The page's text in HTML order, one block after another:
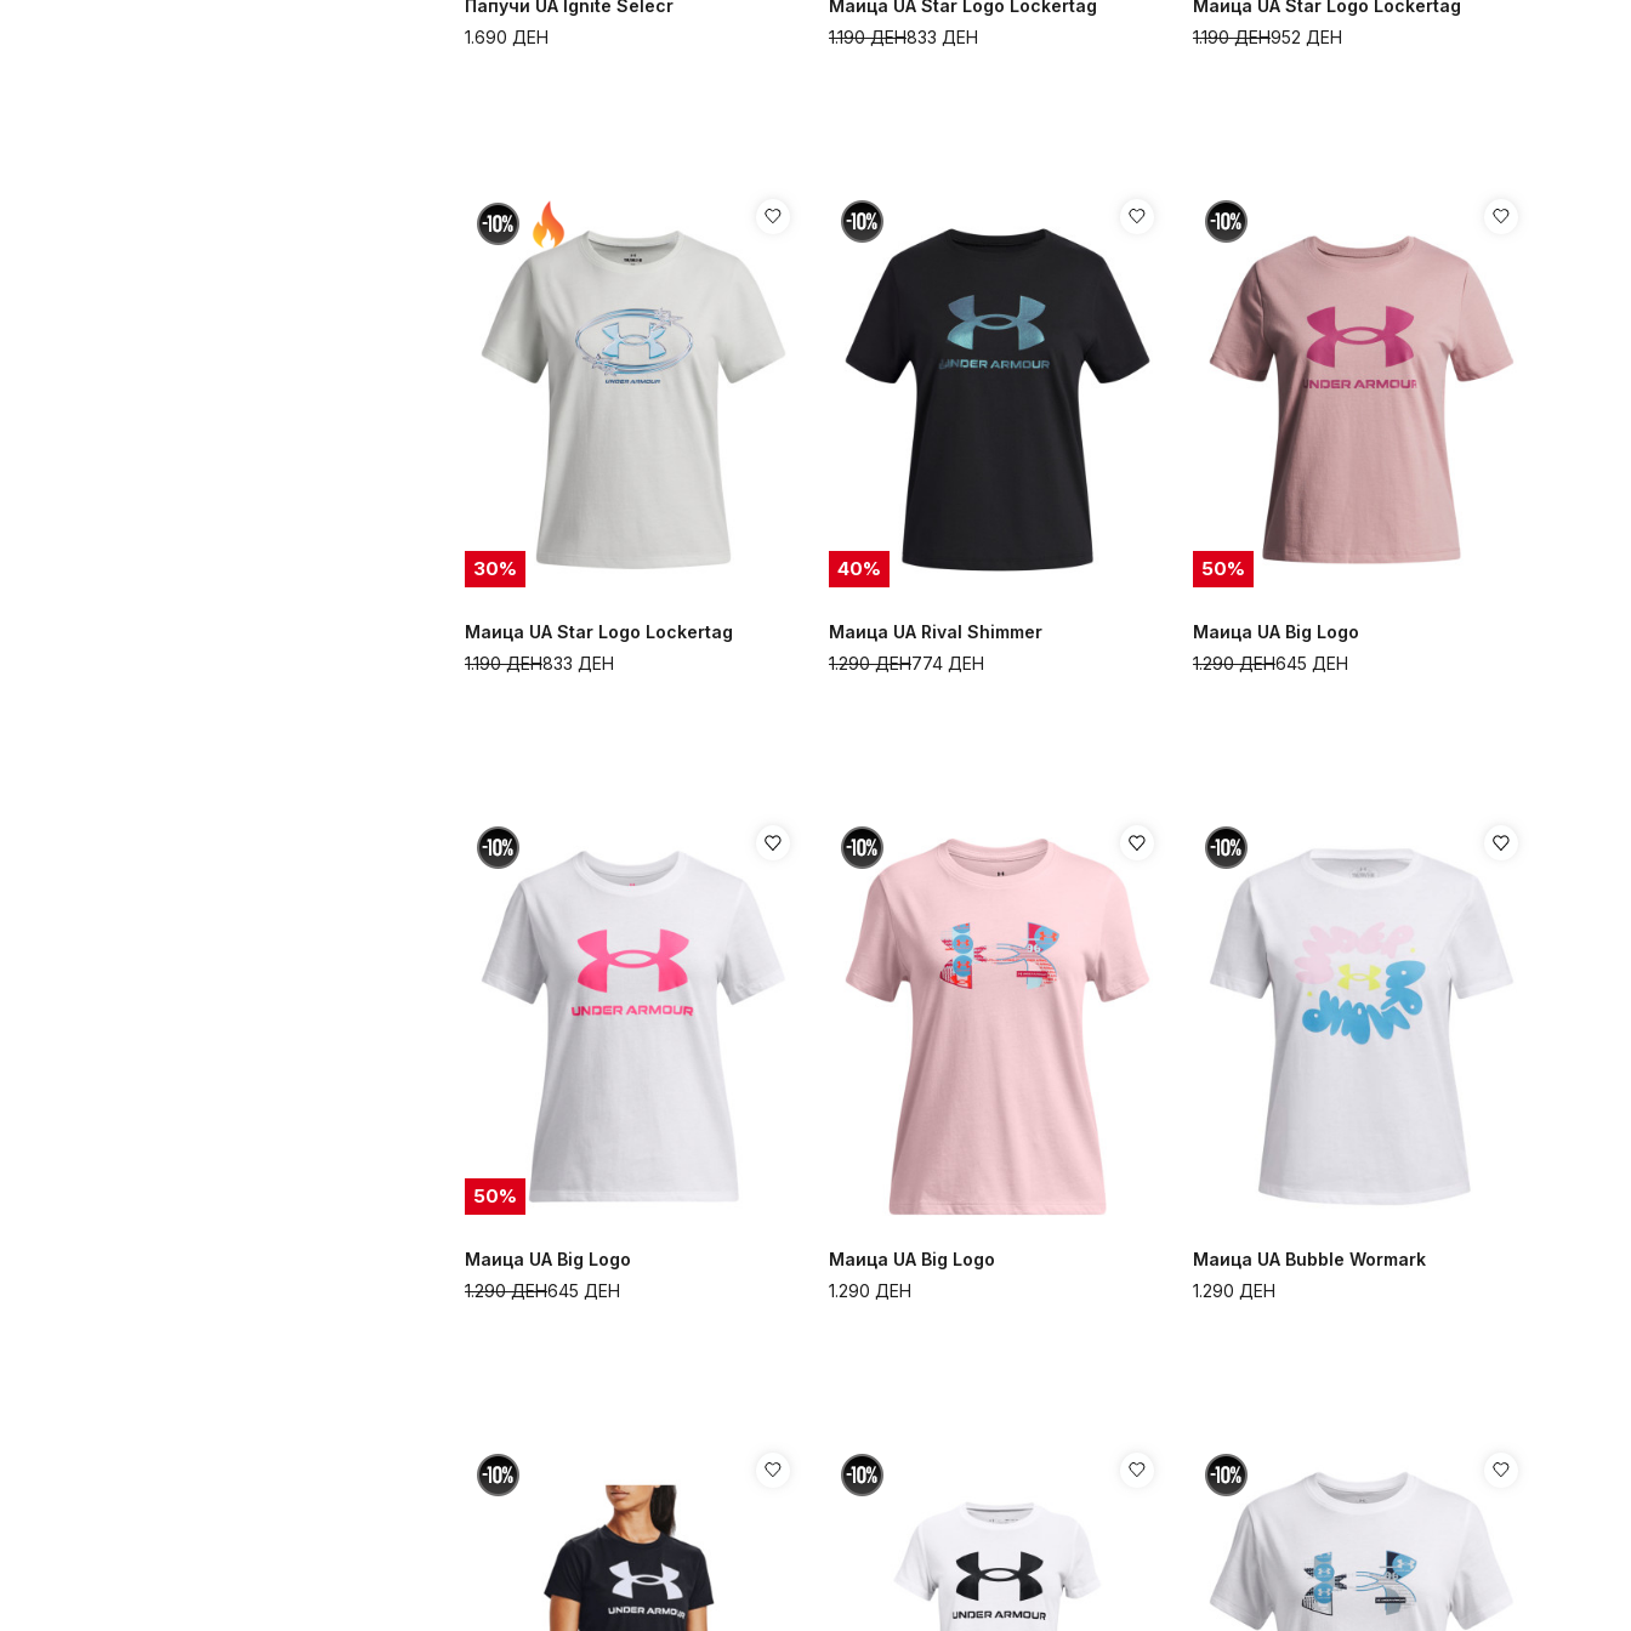
Папучи UA Ignite Selecr
1.690 ДЕН
Маица UA Star Logo Lockertag
833 ДЕН
1.190ДЕН
Маица UA Star Logo Lockertag
952 ДЕН
1.190ДЕН
30%
Маица UA Star Logo Lockertag
833 ДЕН
1.190ДЕН
40%
Маица UA Rival Shimmer
774 ДЕН
1.290ДЕН
50%
Маица UA Big Logo
645 ДЕН
1.290ДЕН
50%
Маица UA Big Logo
645 ДЕН
1.290ДЕН
Маица UA Big Logo
1.290 ДЕН
Маица UA Bubble Wormark
1.290 ДЕН